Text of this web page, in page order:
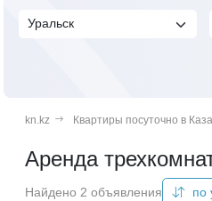
kn.kz Квартиры посуточно в
Аренда
Найдено 2 объявления по